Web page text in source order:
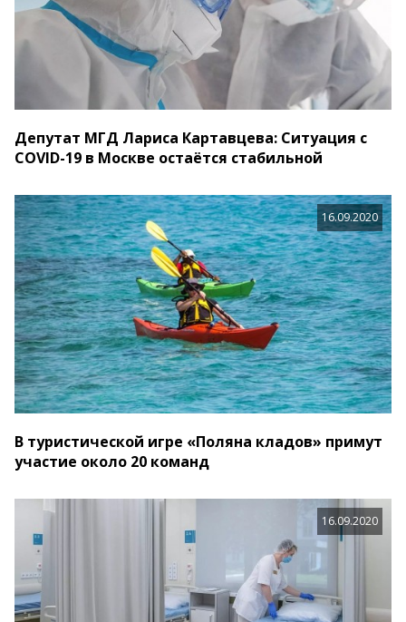
Депутат МГД Лариса Картавцева: Ситуация с
COVID-19 в Москве остаётся стабильной
16.09.2020
В туристической игре «Поляна кладов» примут
участие около 20 команд
16.09.2020